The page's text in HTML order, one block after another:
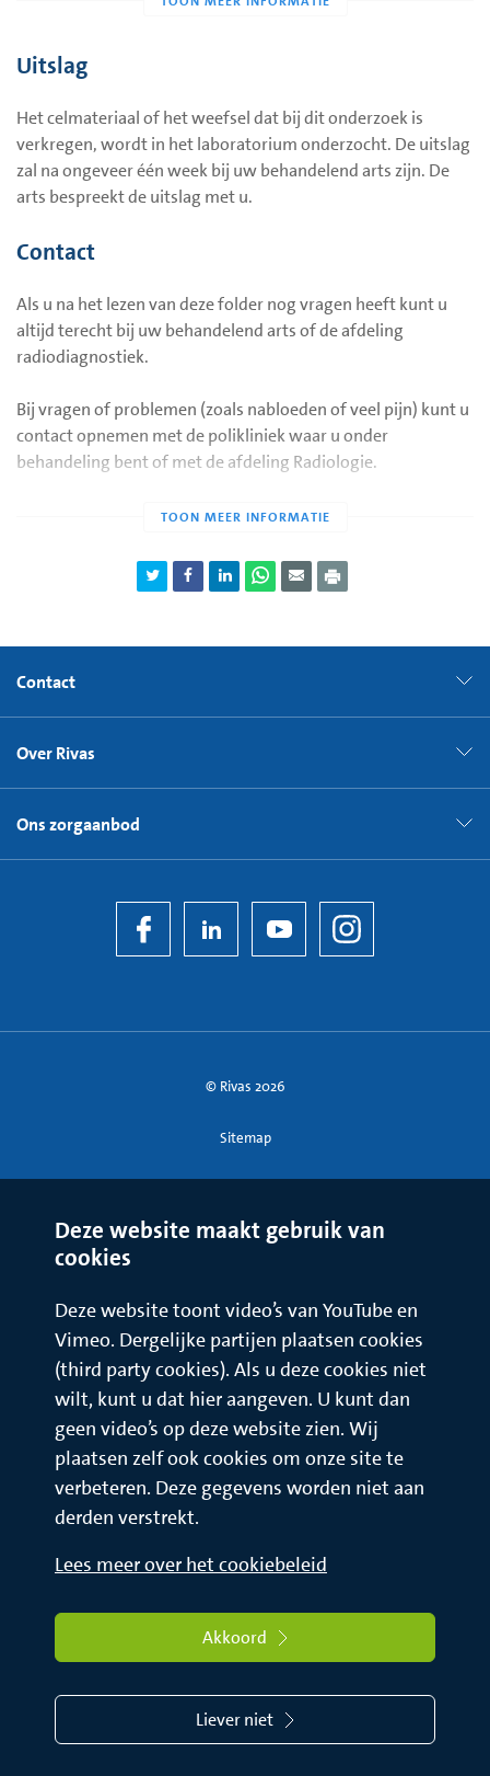
mee de onderzoekskamer in, alleen in situaties is dat
toegestaan.
paracetamol innemen tegen de pijn (maximaal 4x per dag
Probeer na het onderzoek nog een dag rustig aan te doen,
zodat het wondje goed kan genezen. U kunt gewoon gaan
werken, tenzij u zeer zwaar lichamelijk werk doet. De pleister
mag u zelf verwijderen.
Uitslag
Het celmateriaal of het weefsel dat bij dit onderzoek is
verkregen, wordt in het laboratorium onderzocht. De uitslag
zal na ongeveer één week bij uw behandelend arts zijn. De
arts bespreekt de uitslag met u.
Contact
Als u na het lezen van deze folder nog vragen heeft kunt u
altijd terecht bij uw behandelend arts of de afdeling
radiodiagnostiek.
Bij vragen of problemen (zoals nabloeden of veel pijn) kunt u
contact opnemen met de polikliniek waar u onder
behandeling bent of met de afdeling Radiologie.
Buiten kantooruren kunt u contact opnemen met de
Contact
Over Rivas
Ons zorgaanbod
© Rivas 2026
Sitemap
Deze website maakt gebruik van
cookies
Deze website toont video’s van YouTube en
Vimeo. Dergelijke partijen plaatsen cookies
(third party cookies). Als u deze cookies niet
wilt, kunt u dat hier aangeven. U kunt dan
geen video’s op deze website zien. Wij
plaatsen zelf ook cookies om onze site te
verbeteren. Deze gegevens worden niet aan
derden verstrekt.
Lees meer over het cookiebeleid
Akkoord
Liever niet